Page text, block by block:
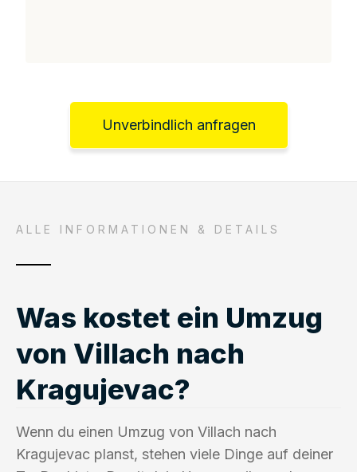
Unverbindlich anfragen
ALLE INFORMATIONEN & DETAILS
Was kostet ein Umzug
von Villach nach
Kragujevac?
Wenn du einen Umzug von Villach nach
Kragujevac planst, stehen viele Dinge auf deiner